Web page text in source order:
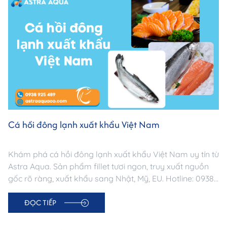
Cá hồi đông lạnh xuất khẩu Việt Nam
Khám phá cá hồi đông lạnh xuất khẩu Việt Nam uy tín từ
Astra Aqua. Sản phẩm fillet tươi ngon, truy xuất nguồn
gốc rõ ràng, xuất khẩu sang Nhật, Mỹ, EU. Hotline: 0938
925 489.
ĐỌC TIẾP